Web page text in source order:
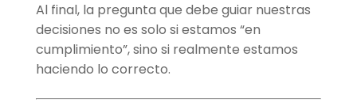
Al final, la pregunta que debe guiar nuestras
decisiones no es solo si estamos “en
cumplimiento”, sino si realmente estamos
haciendo lo correcto.